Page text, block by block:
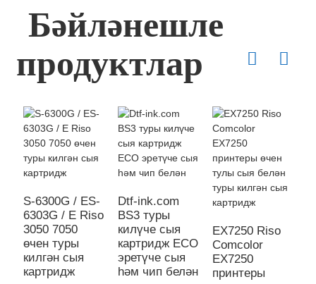
Бәйләнешле
продуктлар
S-6300G / ES-
6303G / E Riso
3050 7050
өчен туры
килгән сыя
картридж
Dtf-ink.com
BS3 туры
килүче сыя
картридж ECO
эретүче сыя
һәм чип белән
EX7250 Riso
Comcolor
EX7250
принтеры